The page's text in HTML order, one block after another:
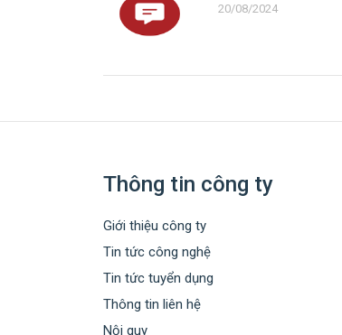
20/08/2024
Thông tin công ty
Giới thiệu công ty
Tin tức công nghệ
Tin tức tuyển dụng
Thông tin liên hệ
Nội quy